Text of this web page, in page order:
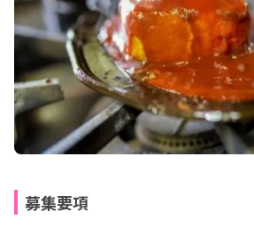
募集要項